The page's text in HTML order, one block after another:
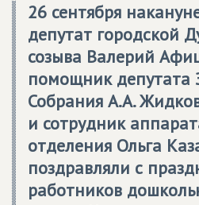
26 сентября
депутат городской
созыва Валерий
помощник депутата
Собрания А.А.
и сотрудник
отделения Ольга
поздравляли с
работников